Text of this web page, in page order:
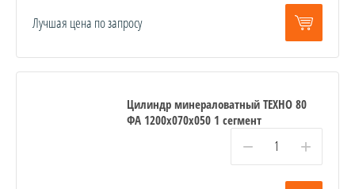
Лучшая цена по запросу
Цилиндр минераловатный ТЕХНО 80
ФА 1200x070x050 1 сегмент
− +